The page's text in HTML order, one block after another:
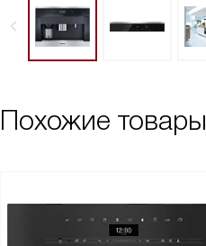
Похожие товары